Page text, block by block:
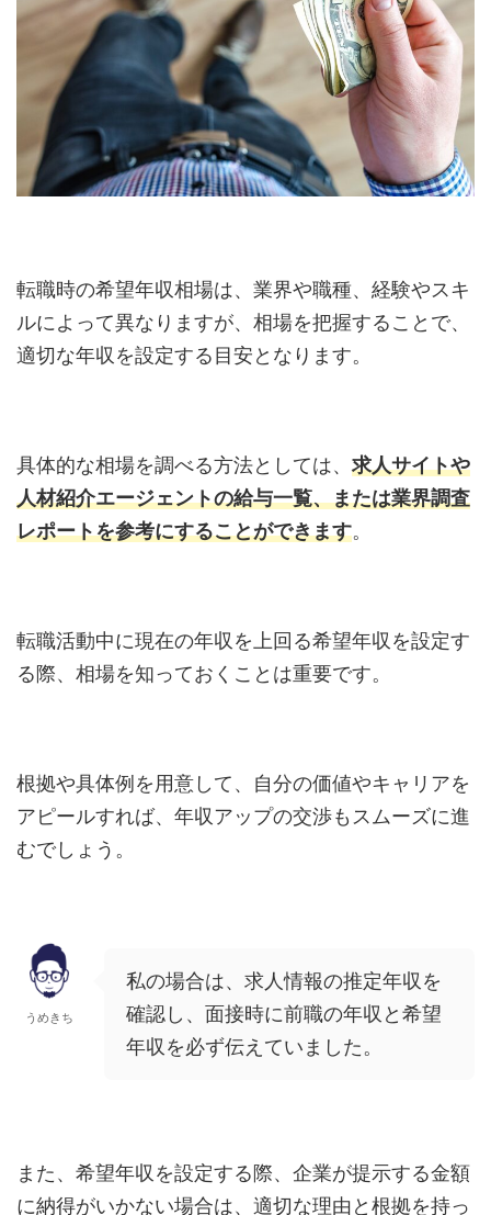
転職時の希望年収相場は、業界や職種、経験やスキ
ルによって異なりますが、相場を把握することで、
適切な年収を設定する目安となります。
具体的な相場を調べる方法としては、 求人サイトや
人材紹介エージェントの給与一覧、または業界調査
レポートを参考にすることができます。
転職活動中に現在の年収を上回る希望年収を設定す
る際、相場を知っておくことは重要です。
根拠や具体例を用意して、自分の価値やキャリアを
アピールすれば、年収アップの交渉もスムーズに進
むでしょう。
うめきち
私の場合は、求人情報の推定年収を
確認し、面接時に前職の年収と希望
年収を必ず伝えていました。
また、希望年収を設定する際、企業が提示する金額
に納得がいかない場合は、適切な理由と根拠を持っ